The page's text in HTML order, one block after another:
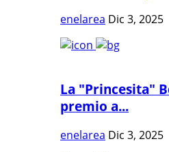
enelarea Dic 3, 2025
La "Princesita"
premio a...
enelarea Dic 3, 2025